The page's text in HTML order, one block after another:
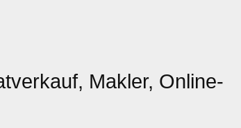
Makler, Online-